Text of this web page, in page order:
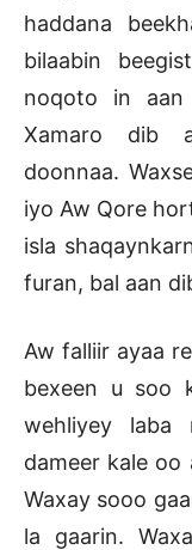
haddana
bilaabin
noqoto in aan
Xamaro dib
doonnaa.
iyo Aw Qore
isla
furan, bal aan
Aw falliir ayaa
bexeen u soo
wehliyey
dameer kale oo
Waxay sooo
la gaarin.